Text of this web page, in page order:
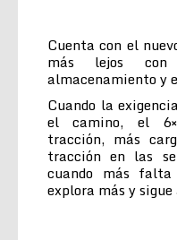
Cuenta con el
más lejos
almacenamiento y
Cuando la
el camino, el
tracción, más
tracción en las
cuando más
explora más y